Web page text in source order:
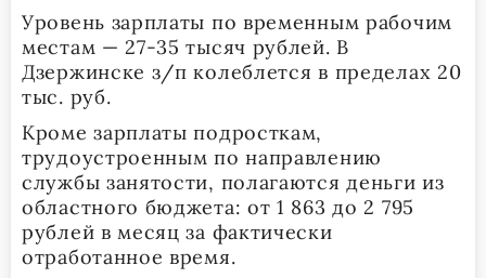
Уровень зарплаты по временным рабочим
местам — 27-35 тысяч рублей. В
Дзержинске з/п колеблется в пределах 20
тыс. руб.
Кроме зарплаты подросткам,
трудоустроенным по направлению
службы занятости, полагаются деньги из
областного бюджета: от 1 863 до 2 795
рублей в месяц за фактически
отработанное время.